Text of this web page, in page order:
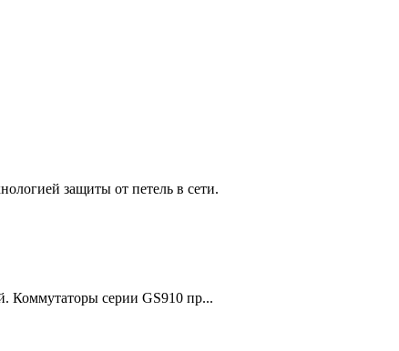
защиты от петель в сети.
Коммутаторы серии GS910 пр...